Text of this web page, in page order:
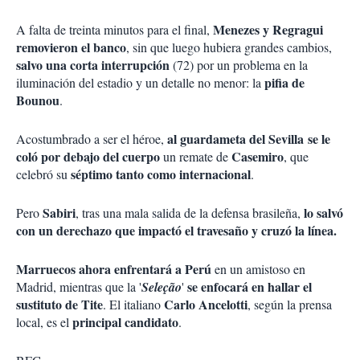
A falta de treinta minutos para el final, Menezes y Regragui
removieron el banco, sin que luego hubiera grandes cambios,
salvo una corta interrupción(72) por un problema en la
iluminación del estadio y un detalle no menor: lapifia de
Bounou.
Acostumbrado a ser el héroe, alguardameta del Sevilla se le
coló por debajo del cuerpoun remate deCasemiro, que
celebró suséptimo tanto como internacional.
PeroSabiri, tras una mala salida de la defensa brasileña, lo salvó
con un derechazo que impactó el travesaño y cruzó la línea.
Marruecos ahora enfrentará a Perúen un amistoso en
Madrid, mientras que la 'Seleção' se enfocará en hallar el
sustituto de Tite. El italianoCarloAncelotti, según la prensa
local, es elprincipal candidato.